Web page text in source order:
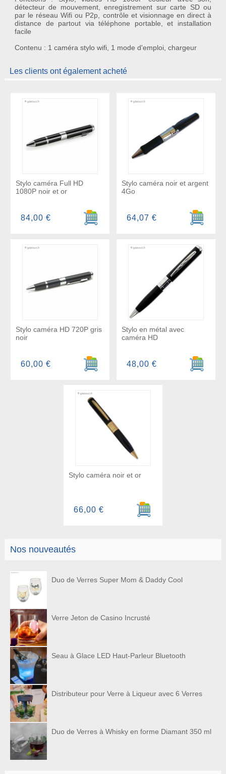
Nos nouveautés
Duo de Verres Super Mom & Daddy Cool
Verre Jeton de Casino Incrusté
Seau à Glace LED Haut-Parleur Bluetooth
Distributeur pour Verre à Liqueur avec 6 Verres
Duo de Verres à Whisky en forme Diamant 350 ml
détecteur de mouvement, enregistrement sur carte SD ou
par le réseau Wifi ou P2p, contrôle et visionnage en direct à
distance de partout via téléphone portable, et installation
facile
Contenu : 1 caméra stylo wifi, 1 mode d'emploi, chargeur
Les clients ont également acheté
Stylo caméra Full HD
1080P noir et or
Ajouter au panier
84,00 €
Stylo caméra noir et argent
4Go
Ajouter
64,07 €
Stylo caméra HD 720P gris
noir
Ajouter au panier
60,00 €
Stylo en métal avec
caméra HD
Ajouter
48,00 €
Stylo caméra noir et or
Ajouter au panier
66,00 €